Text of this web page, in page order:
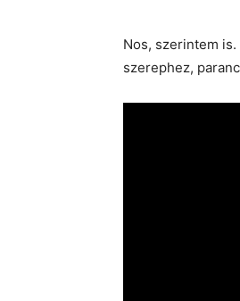
Nos, szerintem
szerephez,